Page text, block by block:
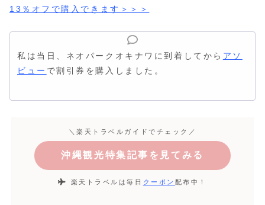
13％オフで購入できます＞＞＞
私は当日、ネオパークオキナワに到着してから アソ
ビュー で割引券を購入しました。
＼楽天トラベルガイドでチェック／
沖縄観光特集記事を見てみる
楽天トラベルは毎日 クーポン 配布中！